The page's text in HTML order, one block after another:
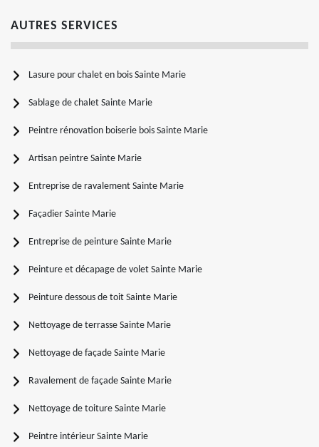
AUTRES SERVICES
Lasure pour chalet en bois Sainte Marie
Sablage de chalet Sainte Marie
Peintre rénovation boiserie bois Sainte Marie
Artisan peintre Sainte Marie
Entreprise de ravalement Sainte Marie
Façadier Sainte Marie
Entreprise de peinture Sainte Marie
Peinture et décapage de volet Sainte Marie
Peinture dessous de toit Sainte Marie
Nettoyage de terrasse Sainte Marie
Nettoyage de façade Sainte Marie
Ravalement de façade Sainte Marie
Nettoyage de toiture Sainte Marie
Peintre intérieur Sainte Marie